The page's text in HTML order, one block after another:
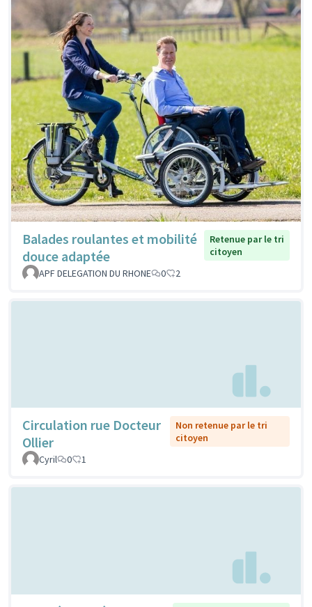
Balades roulantes et mobilité
douce adaptée
Retenue par le tri
citoyen
APF DELEGATION DU RHONE
0 2
Circulation rue Docteur
Ollier
Non retenue par le tri
citoyen
Cyril
0 1